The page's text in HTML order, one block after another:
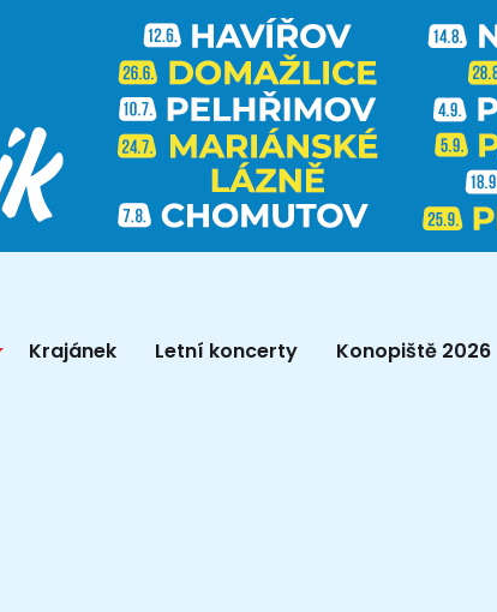
Krajánek Letní koncerty Konopiště 2026